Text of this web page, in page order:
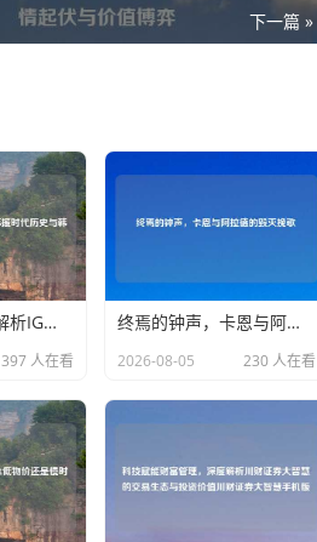
下一篇 »
巅峰拼图，深度解析IG战队韩援时代历史与韩国选手阵容
397 人在看
终焉的钟声，卡恩与阿拉德的毁灭挽歌
2026-08-05 230 人在看